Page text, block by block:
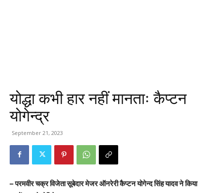
योद्धा कभी हार नहीं मानताः कैप्टन
योगेन्द्र
September 21, 2023
– परमवीर चक्र विजेता सूबेदार मेजर ऑनरेरी कैप्टन योगेन्द सिंह यादव ने किया